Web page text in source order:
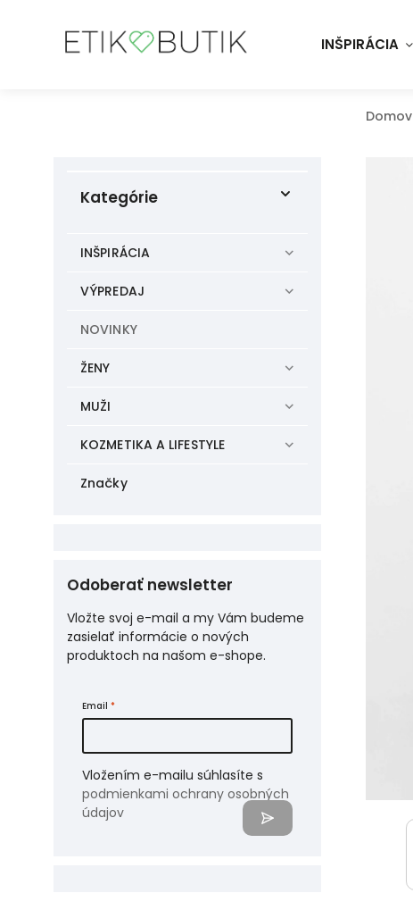
INŠPIRÁCIA
Domov
Kategórie
INŠPIRÁCIA
VÝPREDAJ
NOVINKY
ŽENY
MUŽI
KOZMETIKA A LIFESTYLE
Značky
Odoberať newsletter
Vložte svoj e-mail a my Vám budeme
zasielať informácie o nových
produktoch na našom e-shope.
Email
Vložením e-mailu súhlasíte s
podmienkami ochrany osobných
údajov